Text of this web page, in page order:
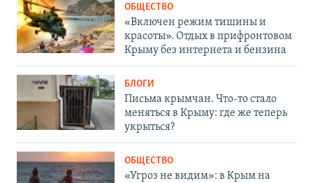
ОБЩЕСТВО
«Включен режим тишины и
красоты». Отдых в прифронтовом
Крыму без интернета и бензина
БЛОГИ
Письма крымчан. Что-то стало
меняться в Крыму: где же теперь
укрыться?
ОБЩЕСТВО
«Угроз не видим»: в Крым на